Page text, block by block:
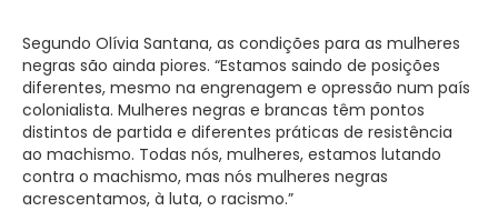
Segundo Olívia Santana, as condições para as mulheres
negras são ainda piores. “Estamos saindo de posições
diferentes, mesmo na engrenagem e opressão num país
colonialista. Mulheres negras e brancas têm pontos
distintos de partida e diferentes práticas de resistência
ao machismo. Todas nós, mulheres, estamos lutando
contra o machismo, mas nós mulheres negras
acrescentamos, à luta, o racismo.”